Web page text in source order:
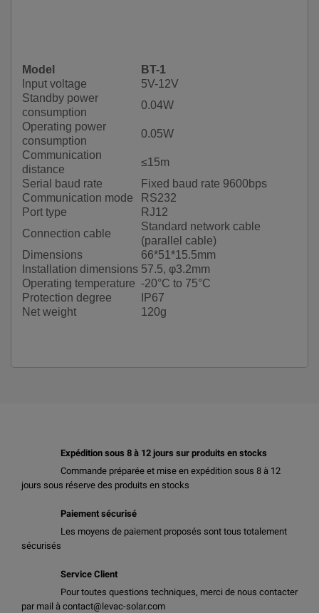
Model
BT-1
Input voltage
5V-12V
Standby power
consumption
0.04W
Operating power
consumption
0.05W
Communication
distance
≤15m
Serial baud rate
Fixed baud rate 9600bps
Communication mode
RS232
Port type
RJ12
Connection cable
Standard network cable
(parallel cable)
Dimensions
66*51*15.5mm
Installation dimensions 57.5, φ3.2mm
Operating temperature -20°C to 75°C
Protection degree
IP67
Net weight
120g
Expédition sous 8 à 12 jours sur produits en stocks
Commande préparée et mise en expédition sous 8 à 12
jours sous réserve des produits en stocks
Paiement sécurisé
Les moyens de paiement proposés sont tous totalement
sécurisés
Service Client
Pour toutes questions techniques, merci de nous contacter
par mail à contact@levac-solar.com